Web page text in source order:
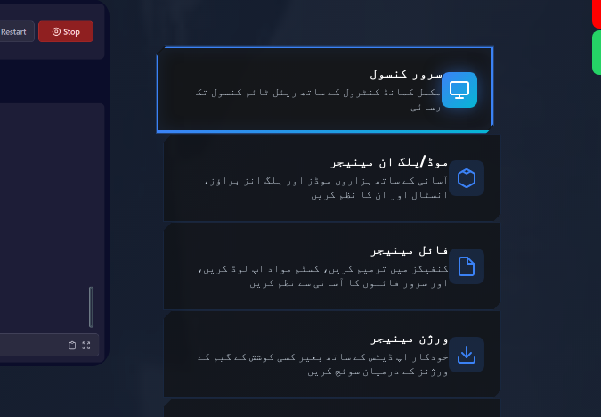
سرور کنسول
مکمل کمانڈ کنٹرول کے ساتھ ریئل ٹائم کنسول تک
رسائی
موڈ/پلگ ان مینیجر
آسانی کے ساتھ ہزاروں موڈز اور پلگ انز براؤز،
انسٹال اور ان کا نظم کریں
فائل مینیجر
کنفیگز میں ترمیم کریں، کسٹم مواد اپ لوڈ کریں،
اور سرور فائلوں کا آسانی سے نظم کریں
ورژن مینیجر
خودکار اپ ڈیٹس کے ساتھ بغیر کسی کوشش کے گیم کے
ورژنز کے درمیان سوئچ کریں